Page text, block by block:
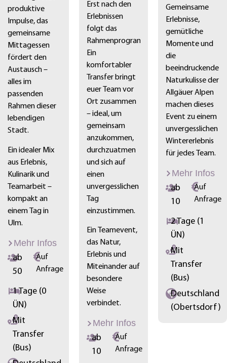
produktive
Impulse, das
gemeinsame
Mittagessen
fördert den
Austausch –
alles im
passenden
Rahmen dieser
lebendigen
Stadt.
Ein idealer Mix
aus Erlebnis,
Kulinarik und
Teamarbeit –
kompakt an
einem Tag in
Ulm.
Mehr Infos
ab
50
Auf
Anfrage
1 Tage (0
ÜN)
Mit
Transfer
(Bus)
Erst nach den
Erlebnissen
folgt das
Rahmenprogramm:
Ein
komfortabler
Transfer bringt
euer Team vor
Ort zusammen
– ideal, um
gemeinsam
anzukommen,
durchzuatmen
und sich auf
einen
unvergesslichen
Tag
einzustimmen.
Ein Teamevent,
das Natur,
Erlebnis und
Miteinander auf
besondere
Weise
verbindet.
Mehr Infos
ab
10
Auf
Anfrage
Gemeinsame
Erlebnisse,
gemütliche
Momente und
die
beeindruckende
Naturkulisse der
Allgäuer Alpen
machen dieses
Event zu einem
unvergesslichen
Wintererlebnis
für jedes Team.
Mehr Infos
ab
10
Auf
Anfrage
2 Tage (1
ÜN)
Mit
Transfer
(Bus)
Deutschland
(Obertsdorf)